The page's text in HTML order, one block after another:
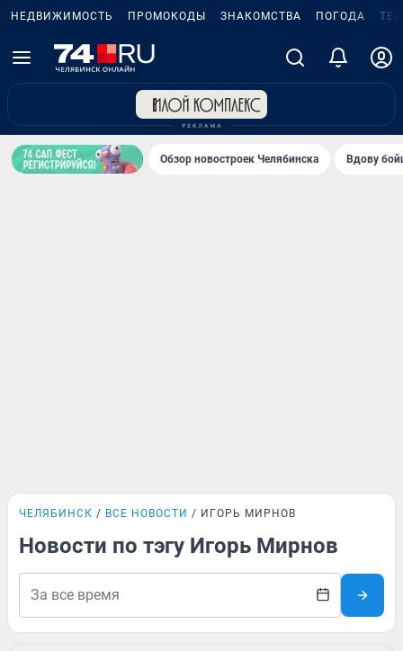
НЕДВИЖИМОСТЬ ПРОМОКОДЫ ЗНАКОМСТВА ПОГОДА
Обзор новостроек Челябинска Вдову
ЧЕЛЯБИНСК ВСЕ НОВОСТИ ИГОРЬ МИРНОВ
Новости по тэгу Игорь Мирнов